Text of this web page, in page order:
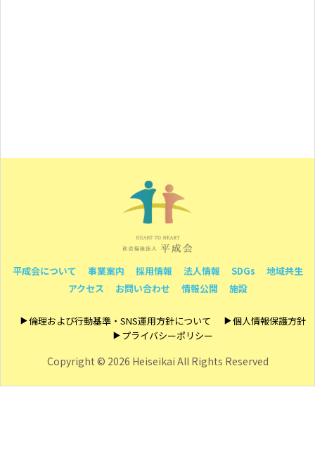
平成会について 事業案内 採用情報 法人情報 SDGs
地域共生
アクセス
お問い合わせ 情報公開 施設
倫理および行動基準・SNS運用方針について
個人情報保護方針
プライバシーポリシー
Copyright © 2026 Heiseikai All Rights Reserved